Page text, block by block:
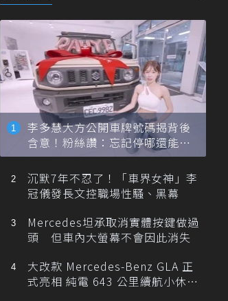
李多慧大方公開車牌號碼揭背後
含意！粉絲讚：忘記停哪還能幫
忙找車
沉默7年不忍了！「車界女神」李
冠儀發長文控職場性騷、黑幕
Mercedes坦承取消實體按鍵做過
頭 但車內大螢幕不會因此消失
大改款 Mercedes-Benz GLA 正
式亮相 純電 643 公里續航小休